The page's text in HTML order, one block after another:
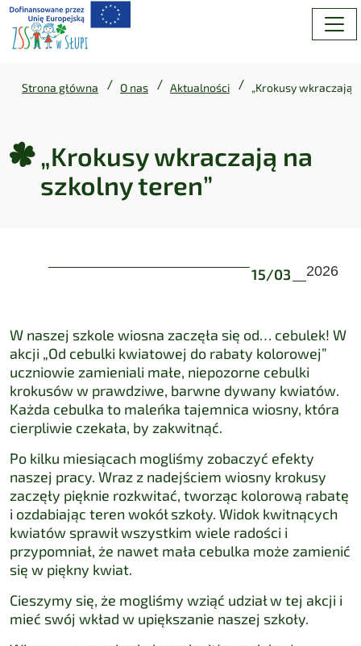
Strona główna / O nas / Aktualności / „Krokusy wkraczają
„Krokusy wkraczają na
szkolny teren”
„Krokusy wkraczają na
15/03 2026
W naszej szkole wiosna zaczęła się od… cebulek! W
akcji „Od cebulki kwiatowej do rabaty kolorowej”
uczniowie zamieniali małe, niepozorne cebulki
krokusów w prawdziwe, barwne dywany kwiatów.
Każda cebulka to maleńka tajemnica wiosny, która
cierpliwie czekała, by zakwitnąć.
Po kilku miesiącach mogliśmy zobaczyć efekty
naszej pracy. Wraz z nadejściem wiosny krokusy
zaczęły pięknie rozkwitać, tworząc kolorową rabatę
i ozdabiając teren wokół szkoły. Widok kwitnących
kwiatów sprawił wszystkim wiele radości i
przypomniał, że nawet mała cebulka może zamienić
się w piękny kwiat.
Cieszymy się, że mogliśmy wziąć udział w tej akcji i
mieć swój wkład w upiększanie naszej szkoły.